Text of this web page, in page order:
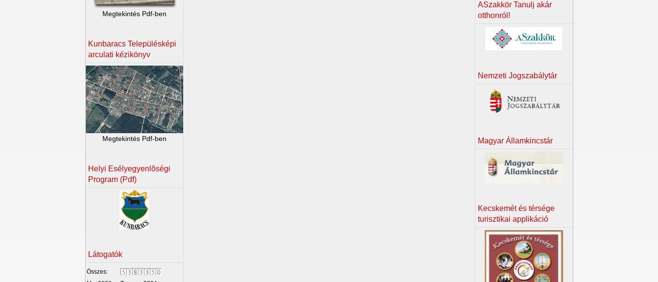
Megtekintés Pdf-ben
Kunbaracs Településképi
arculati kézikönyv
Megtekintés Pdf-ben
Helyi Esélyegyenlõségi
Program (Pdf)
Látogatók
Összes:
ASzakkör Tanulj akár
otthonról!
Nemzeti Jogszabálytár
Magyar Államkincstár
Kecskemét és térsége
turisztikai applikáció